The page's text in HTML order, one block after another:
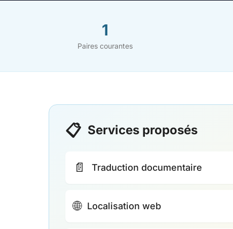
1
Paires courantes
📋 Services proposés
📄 Traduction documentaire
🌐 Localisation web